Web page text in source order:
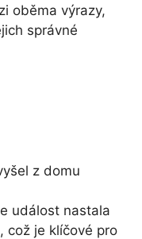
oběma výrazy,
správné
z domu
událost nastala
což je klíčové pro